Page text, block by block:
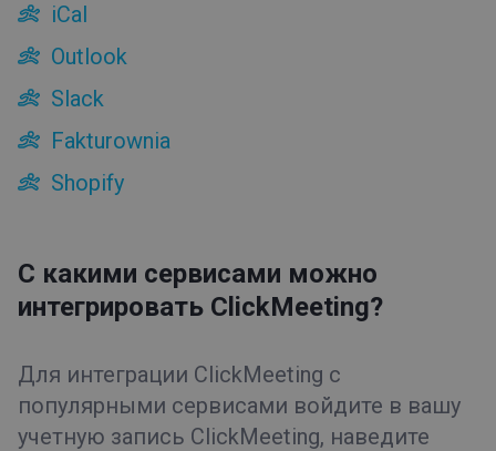
Приемная
Планирование мероприятия
Приглашения
Встраивание
Профиль
Типы мероприятий
Советы и рекомендации
iCal
Outlook
Slack
Fakturownia
Shopify
С какими сервисами можно
интегрировать ClickMeeting?
Для интеграции ClickMeeting с
популярными сервисами войдите в вашу
учетную запись ClickMeeting, наведите